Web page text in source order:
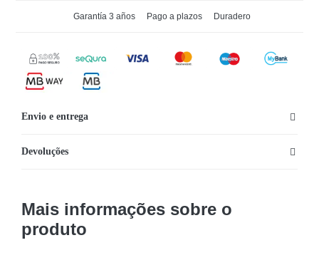
Colchão
com
Garantía 3 años Pago a plazos Duradero
Envio e entrega
Devoluções
Mais informações sobre o
produto